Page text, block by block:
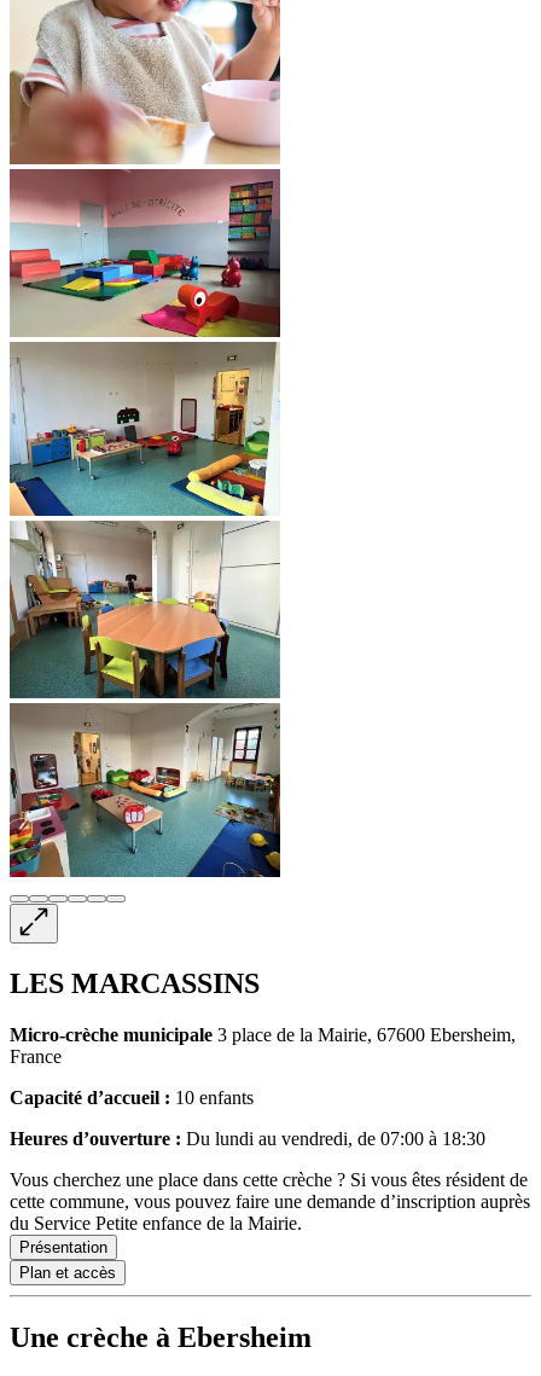
LES MARCASSINS
Micro-crèche municipale 3 place de la Mairie, 67600 Ebersheim,
France
Capacité d’accueil : 10 enfants
Heures d’ouverture : Du lundi au vendredi, de 07:00 à 18:30
Vous cherchez une place dans cette crèche ? Si vous êtes résident de
cette commune, vous pouvez faire une demande d’inscription auprès
du Service Petite enfance de la Mairie.
Présentation
Plan et accès
Une crèche à Ebersheim